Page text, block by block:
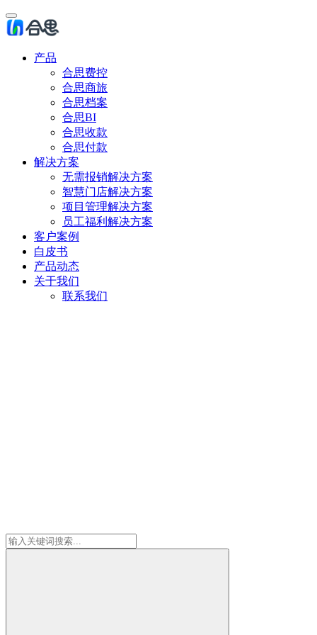
产品
合思费控
合思商旅
合思档案
合思BI
合思收款
合思付款
解决方案
无需报销解决方案
智慧门店解决方案
项目管理解决方案
员工福利解决方案
客户案例
白皮书
产品动态
关于我们
联系我们